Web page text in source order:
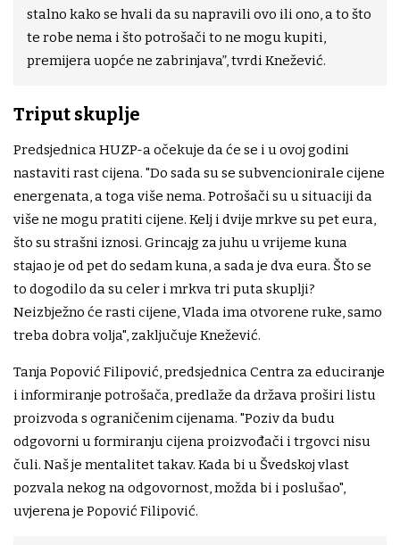
stalno kako se hvali da su napravili ovo ili ono, a to što
te robe nema i što potrošači to ne mogu kupiti,
premijera uopće ne zabrinjava”, tvrdi Knežević.
Triput skuplje
Predsjednica HUZP-a očekuje da će se i u ovoj godini
nastaviti rast cijena. "Do sada su se subvencionirale cijene
energenata, a toga više nema. Potrošači su u situaciji da
više ne mogu pratiti cijene. Kelj i dvije mrkve su pet eura,
što su strašni iznosi. Grincajg za juhu u vrijeme kuna
stajao je od pet do sedam kuna, a sada je dva eura. Što se
to dogodilo da su celer i mrkva tri puta skuplji?
Neizbježno će rasti cijene, Vlada ima otvorene ruke, samo
treba dobra volja", zaključuje Knežević.
Tanja Popović Filipović, predsjednica Centra za educiranje
i informiranje potrošača, predlaže da država proširi listu
proizvoda s ograničenim cijenama. "Poziv da budu
odgovorni u formiranju cijena proizvođači i trgovci nisu
čuli. Naš je mentalitet takav. Kada bi u Švedskoj vlast
pozvala nekog na odgovornost, možda bi i poslušao",
uvjerena je Popović Filipović.